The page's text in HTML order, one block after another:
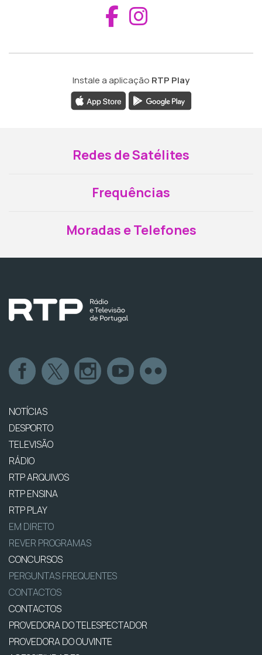
Aceder ao
Instale a aplicação RTP Play
Redes de Satélites
Frequências
Moradas e Telefones
NOTÍCIAS
DESPORTO
TELEVISÃO
RÁDIO
RTP ARQUIVOS
RTP ENSINA
RTP PLAY
EM DIRETO
REVER PROGRAMAS
CONCURSOS
PERGUNTAS FREQUENTES
CONTACTOS
CONTACTOS
PROVEDORA DO TELESPECTADOR
PROVEDORA DO OUVINTE